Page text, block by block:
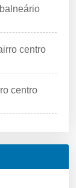
centro
centro